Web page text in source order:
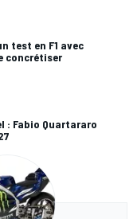
test en F1 avec
concrétiser
: Fabio Quartararo